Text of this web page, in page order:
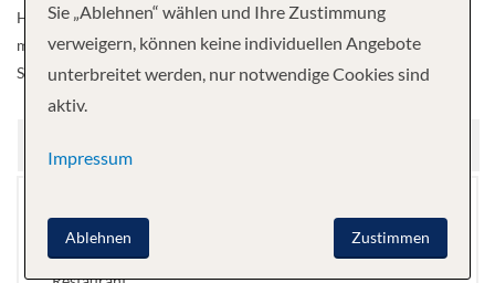
Himmel. Spätestens dann, wenn die Le Ponant unter vollen Segeln
majestätisch über das Wasser dahingleitet, werden Sie sich in Ihr
Schiff verliebt haben.
Lounge
Sie „Ablehnen“ wählen und Ihre Zustimmung
verweigern, können keine individuellen Angebote
unterbreitet werden, nur notwendige Cookies sind
aktiv.
Impressum
Zustimmen
Ablehnen